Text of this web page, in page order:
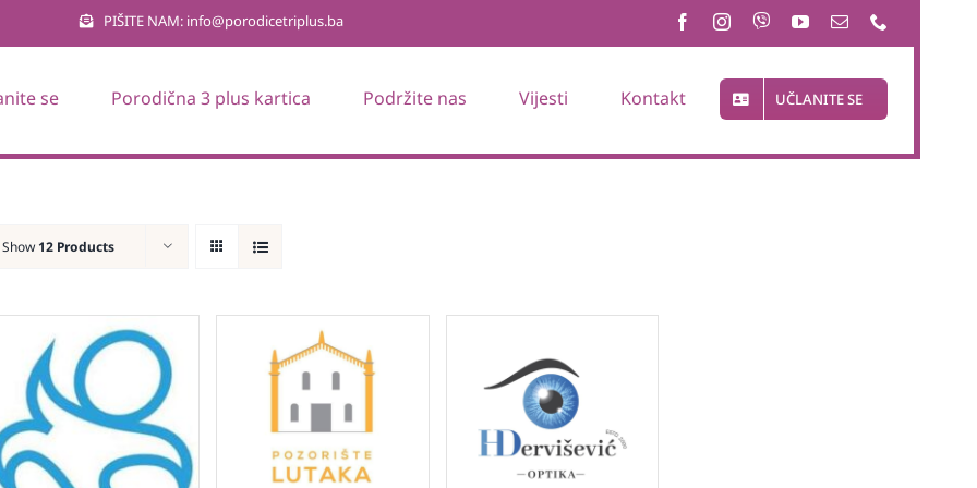
PIŠITE NAM: info@porodicetriplus.ba
se Porodična 3 plus kartica Podržite nas Vijesti Kontakt UČLANITE SE
Show 12 Products